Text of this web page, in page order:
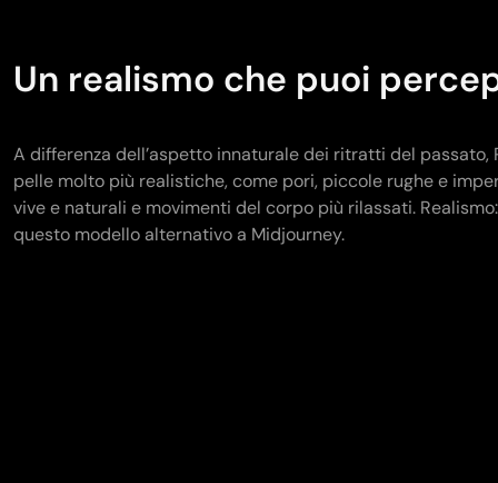
Un realismo che puoi
A differenza dell’aspetto innaturale dei ritratti del
pelle molto più realistiche, come pori, piccole rughe e
vive e naturali e movimenti del corpo più rilassati.
questo modello alternativo a Midjourney.